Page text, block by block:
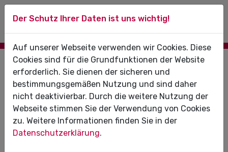
Beratungstermine
Termine für die Sprechstunde„ Praxislotse" werden auf
Anfrage vereinbart.
Es besteht die Möglichkeit, die Beratung via
Videokonferenz durchzuführen.
Der Schutz Ihrer Daten ist uns wichtig!
Auf unserer Webseite verwenden wir Cookies. Diese
Cookies sind für die Grundfunktionen der Website
erforderlich. Sie dienen der sicheren und
bestimmungsgemäßen Nutzung und sind daher
nicht deaktivierbar. Durch die weitere Nutzung der
Webseite stimmen Sie der Verwendung von Cookies
zu. Weitere Informationen finden Sie in der
Datenschutzerklärung.